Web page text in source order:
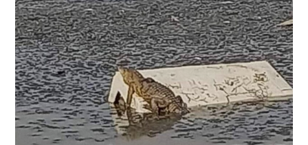
impensable:
mamá
avienta
a
hijo
a
canal
repleto
de
cocodrilos